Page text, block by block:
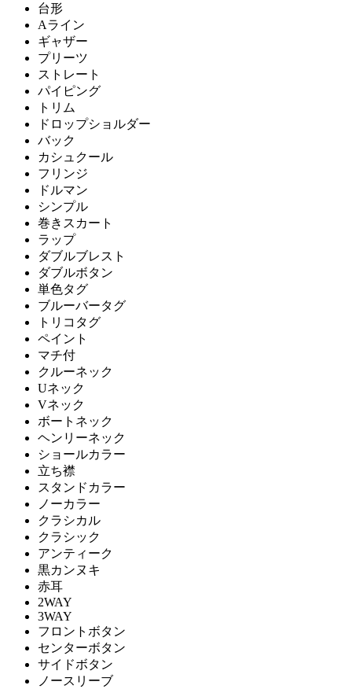
台形
Aライン
ギャザー
プリーツ
ストレート
パイピング
トリム
ドロップショルダー
バック
カシュクール
フリンジ
ドルマン
シンプル
巻きスカート
ラップ
ダブルブレスト
ダブルボタン
単色タグ
ブルーバータグ
トリコタグ
ペイント
マチ付
クルーネック
Uネック
Vネック
ボートネック
ヘンリーネック
ショールカラー
立ち襟
スタンドカラー
ノーカラー
クラシカル
クラシック
アンティーク
黒カンヌキ
赤耳
2WAY
3WAY
フロントボタン
センターボタン
サイドボタン
ノースリーブ